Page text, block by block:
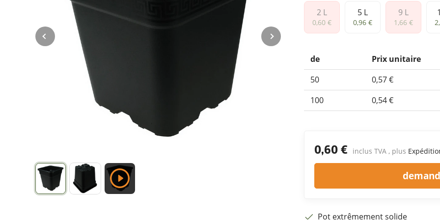
2 L
2 L
0,60 €
5 L
5 L
0,96 €
9 L
9 L
1,66 €
de
Prix unitaire
50
0,57 €
100
0,54 €
0,60 € inclus TVA , plus
Pot extrêmement solide